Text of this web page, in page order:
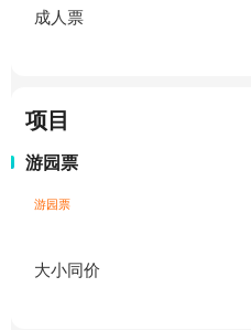
成人票
项目
游园票
游园票
大小同价